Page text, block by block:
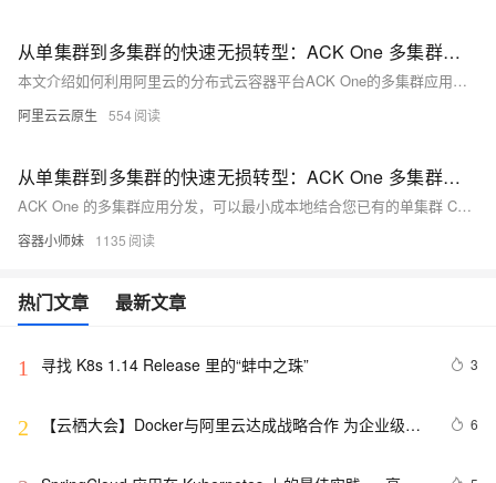
从单集群到多集群的快速无损转型：ACK One 多集群应用分发
本文介绍如何利用阿里云的分布式云容器平台ACK One的多集群应用分发功能，结合云效CD能力，快速将单集群CD系统升级为多集群CD系统。通过增加分发策略（PropagationPolicy）和差异化策略（OverridePolicy），并修改单集群kubeconfig为舰队kubeconfig，可实现无损改造。该方案具备多地域多集群智能资源调度、重调度及故障迁移等能力，帮助用户提升业务效率与可靠性。
阿里云云原生 554
从单集群到多集群的快速无损转型：ACK One 多集群应用分发
ACK One 的多集群应用分发，可以最小成本地结合您已有的单集群 CD 系统，无需对原先应用资源 YAML 进行修改，即可快速构建成多集群的 CD 系统，并同时获得强大的多集群资源调度和分发的能力。
容器小师妹 1135
热门文章 最新文章
1 寻找 K8s 1.14 Release 里的“蚌中之珠” 3
2
【云栖大会】Docker与阿里云达成战略合作 为企业级客
6